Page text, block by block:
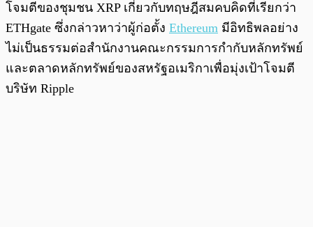
โจมตีของชุมชน XRP เกี่ยวกับทฤษฎีสมคบคิดที่เรียกว่า
ETHgate ซึ่งกล่าวหาว่าผู้ก่อตั้ง Ethereum มีอิทธิพลอย่าง
ไม่เป็นธรรมต่อสำนักงานคณะกรรมการกำกับหลักทรัพย์
และตลาดหลักทรัพย์ของสหรัฐอเมริกาเพื่อมุ่งเป้าโจมตี
บริษัท Ripple